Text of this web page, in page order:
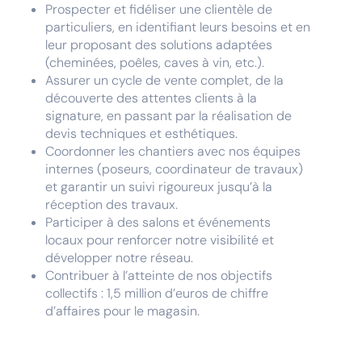
Prospecter et fidéliser une clientèle de
particuliers, en identifiant leurs besoins et en
leur proposant des solutions adaptées
(cheminées, poêles, caves à vin, etc.).
Assurer un cycle de vente complet, de la
découverte des attentes clients à la
signature, en passant par la réalisation de
devis techniques et esthétiques.
Coordonner les chantiers avec nos équipes
internes (poseurs, coordinateur de travaux)
et garantir un suivi rigoureux jusqu’à la
réception des travaux.
Participer à des salons et événements
locaux pour renforcer notre visibilité et
développer notre réseau.
Contribuer à l’atteinte de nos objectifs
collectifs : 1,5 million d’euros de chiffre
d’affaires pour le magasin.